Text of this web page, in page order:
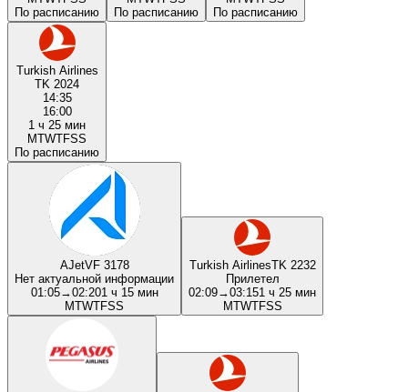
По расписанию
По расписанию
По расписанию
Turkish Airlines
TK 2024
14:35
16:00
1 ч 25 мин
MTWTFSS
По расписанию
AJetVF 3178
Нет актуальной информации
01:05→02:201 ч 15 мин
MTWTFSS
Turkish AirlinesTK 2232
Прилетел
02:09→03:151 ч 25 мин
MTWTFSS